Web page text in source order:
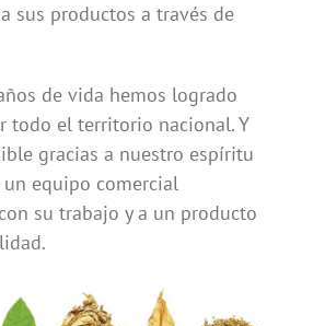
sus productos a través de
de vida hemos logrado
todo el territorio nacional. Y
gracias a nuestro espíritu
un equipo comercial
su trabajo y a un producto